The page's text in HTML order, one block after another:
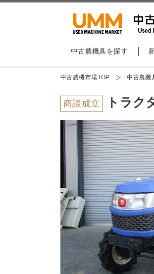
中古農機具を探す
中古農機市場TOP 中古農機
商談成立 トラク